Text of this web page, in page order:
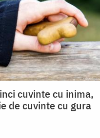
cuvinte cu inima,
de cuvinte cu gura